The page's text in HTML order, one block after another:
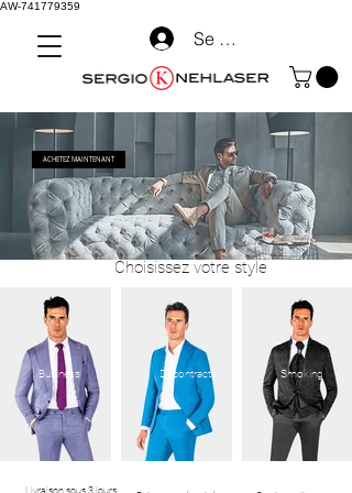
AW-741779359
Se connecter
ACHETEZ MAINTENANT
Choisissez votre style
Business Décontracté Smoking
Livraison sous 3 jours